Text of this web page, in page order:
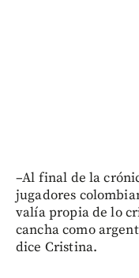
–Al final de la
jugadores
valía propia de lo
cancha como
dice Cristina.